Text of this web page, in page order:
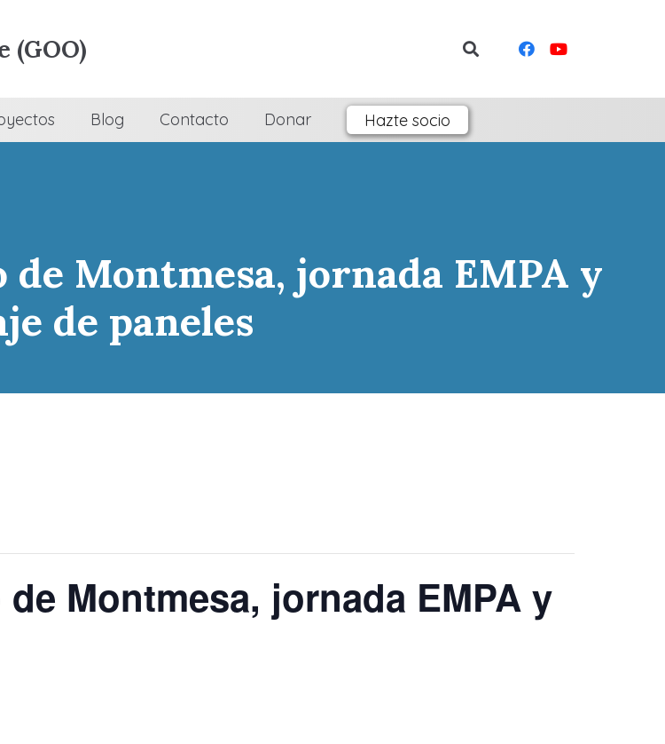
(GOO)
Blog Contacto Donar Hazte socio
Montmesa, jornada EMPA y
de paneles
Montmesa, jornada EMPA y